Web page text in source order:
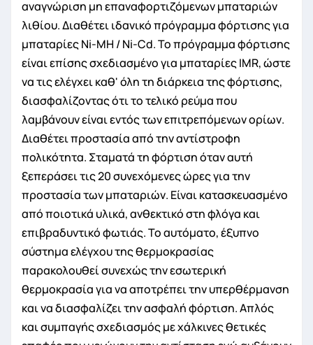
αναγνώριση μη επαναφορτιζόμενων μπαταριών
λιθίου. Διαθέτει ιδανικό πρόγραμμα φόρτισης για
μπαταρίες Ni-MH / Ni-Cd. Το πρόγραμμα φόρτισης
είναι επίσης σχεδιασμένο για μπαταρίες IMR, ώστε
να τις ελέγχει καθ' όλη τη διάρκεια της φόρτισης,
διασφαλίζοντας ότι το τελικό ρεύμα που
λαμβάνουν είναι εντός των επιτρεπόμενων ορίων.
Διαθέτει προστασία από την αντίστροφη
πολικότητα. Σταματά τη φόρτιση όταν αυτή
ξεπεράσει τις 20 συνεχόμενες ώρες για την
προστασία των μπαταριών. Είναι κατασκευασμένο
από ποιοτικά υλικά, ανθεκτικό στη φλόγα και
επιβραδυντικό φωτιάς. Το αυτόματο, έξυπνο
σύστημα ελέγχου της θερμοκρασίας
παρακολουθεί συνεχώς την εσωτερική
θερμοκρασία για να αποτρέπει την υπερθέρμανση
και να διασφαλίζει την ασφαλή φόρτιση. Απλός
και συμπαγής σχεδιασμός με χάλκινες θετικές